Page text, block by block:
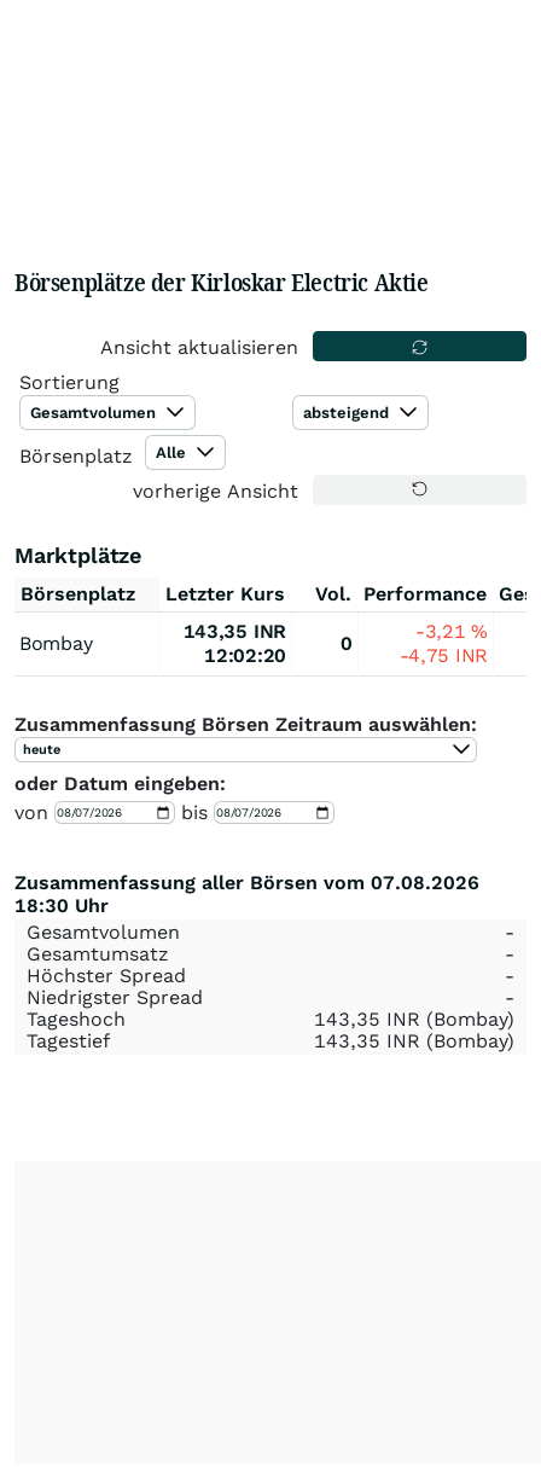
Börsenplätze der Kirloskar Electric Aktie
Ansicht aktualisieren
Sortierung
Gesamtvolumen absteigend
Börsenplatz Alle
vorherige Ansicht
Marktplätze
Börsenplatz Letzter Kurs Vol. Performance
Bombay
143,35 INR
12:02:20
0
-3,21%
-4,75 INR
Zusammenfassung Börsen Zeitraum auswählen:
heute
oder Datum eingeben:
von
bis
Zusammenfassung aller Börsen vom 07.08.2026
18:30 Uhr
Gesamtvolumen
-
Gesamtumsatz
-
Höchster Spread
-
Niedrigster Spread
-
Tageshoch
143,35 INR (Bombay)
Tagestief
143,35 INR (Bombay)